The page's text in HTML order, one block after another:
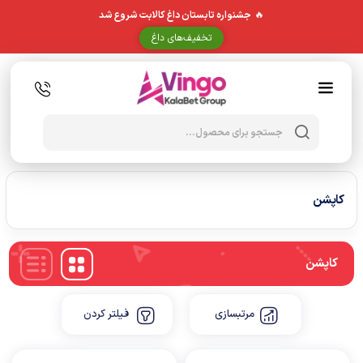
🔥 جشنواره تابستان داغ کالابت شروع شد
تخفیف‌های داغ
کاپشن
کاپشن
مرتبسازی فیلتر کردن